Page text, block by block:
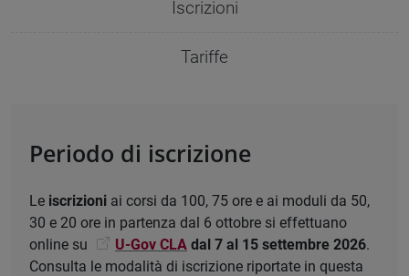
Iscrizioni
Tariffe
Periodo di iscrizione
Le iscrizioni ai corsi da 100, 75 ore e ai moduli da 50,
30 e 20 ore in partenza dal 6 ottobre si effettuano
online su
U-Gov CLA dal 7 al 15 settembre 2026.
Consulta le modalità di iscrizione riportate in questa